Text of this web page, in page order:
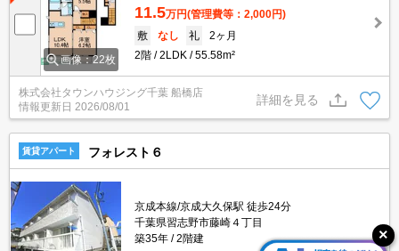
画像：22枚
11.5万円(管理費等：2,000円)
敷
なし 礼
2ヶ月
2階
2LDK 55.58m²
株式会社タウンハウジング千葉 船橋店
情報更新日 2026/08/01
詳細を見る
賃貸アパート フォレスト６
京成本線/京成大久保駅 徒歩24分
千葉県習志野市藤崎４丁目
築35年
2階建